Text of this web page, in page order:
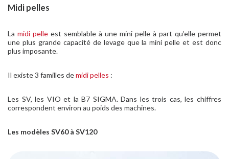
Midi pelles
La midi pelle est semblable à une mini pelle à part qu’elle permet
une plus grande capacité de levage que la mini pelle et est donc
plus imposante.
Il existe 3 familles demidi pelles :
Les SV, les VIO et la B7 SIGMA. Dans les trois cas, les chiffres
correspondent environ au poids des machines.
Les modèles SV60 à SV120